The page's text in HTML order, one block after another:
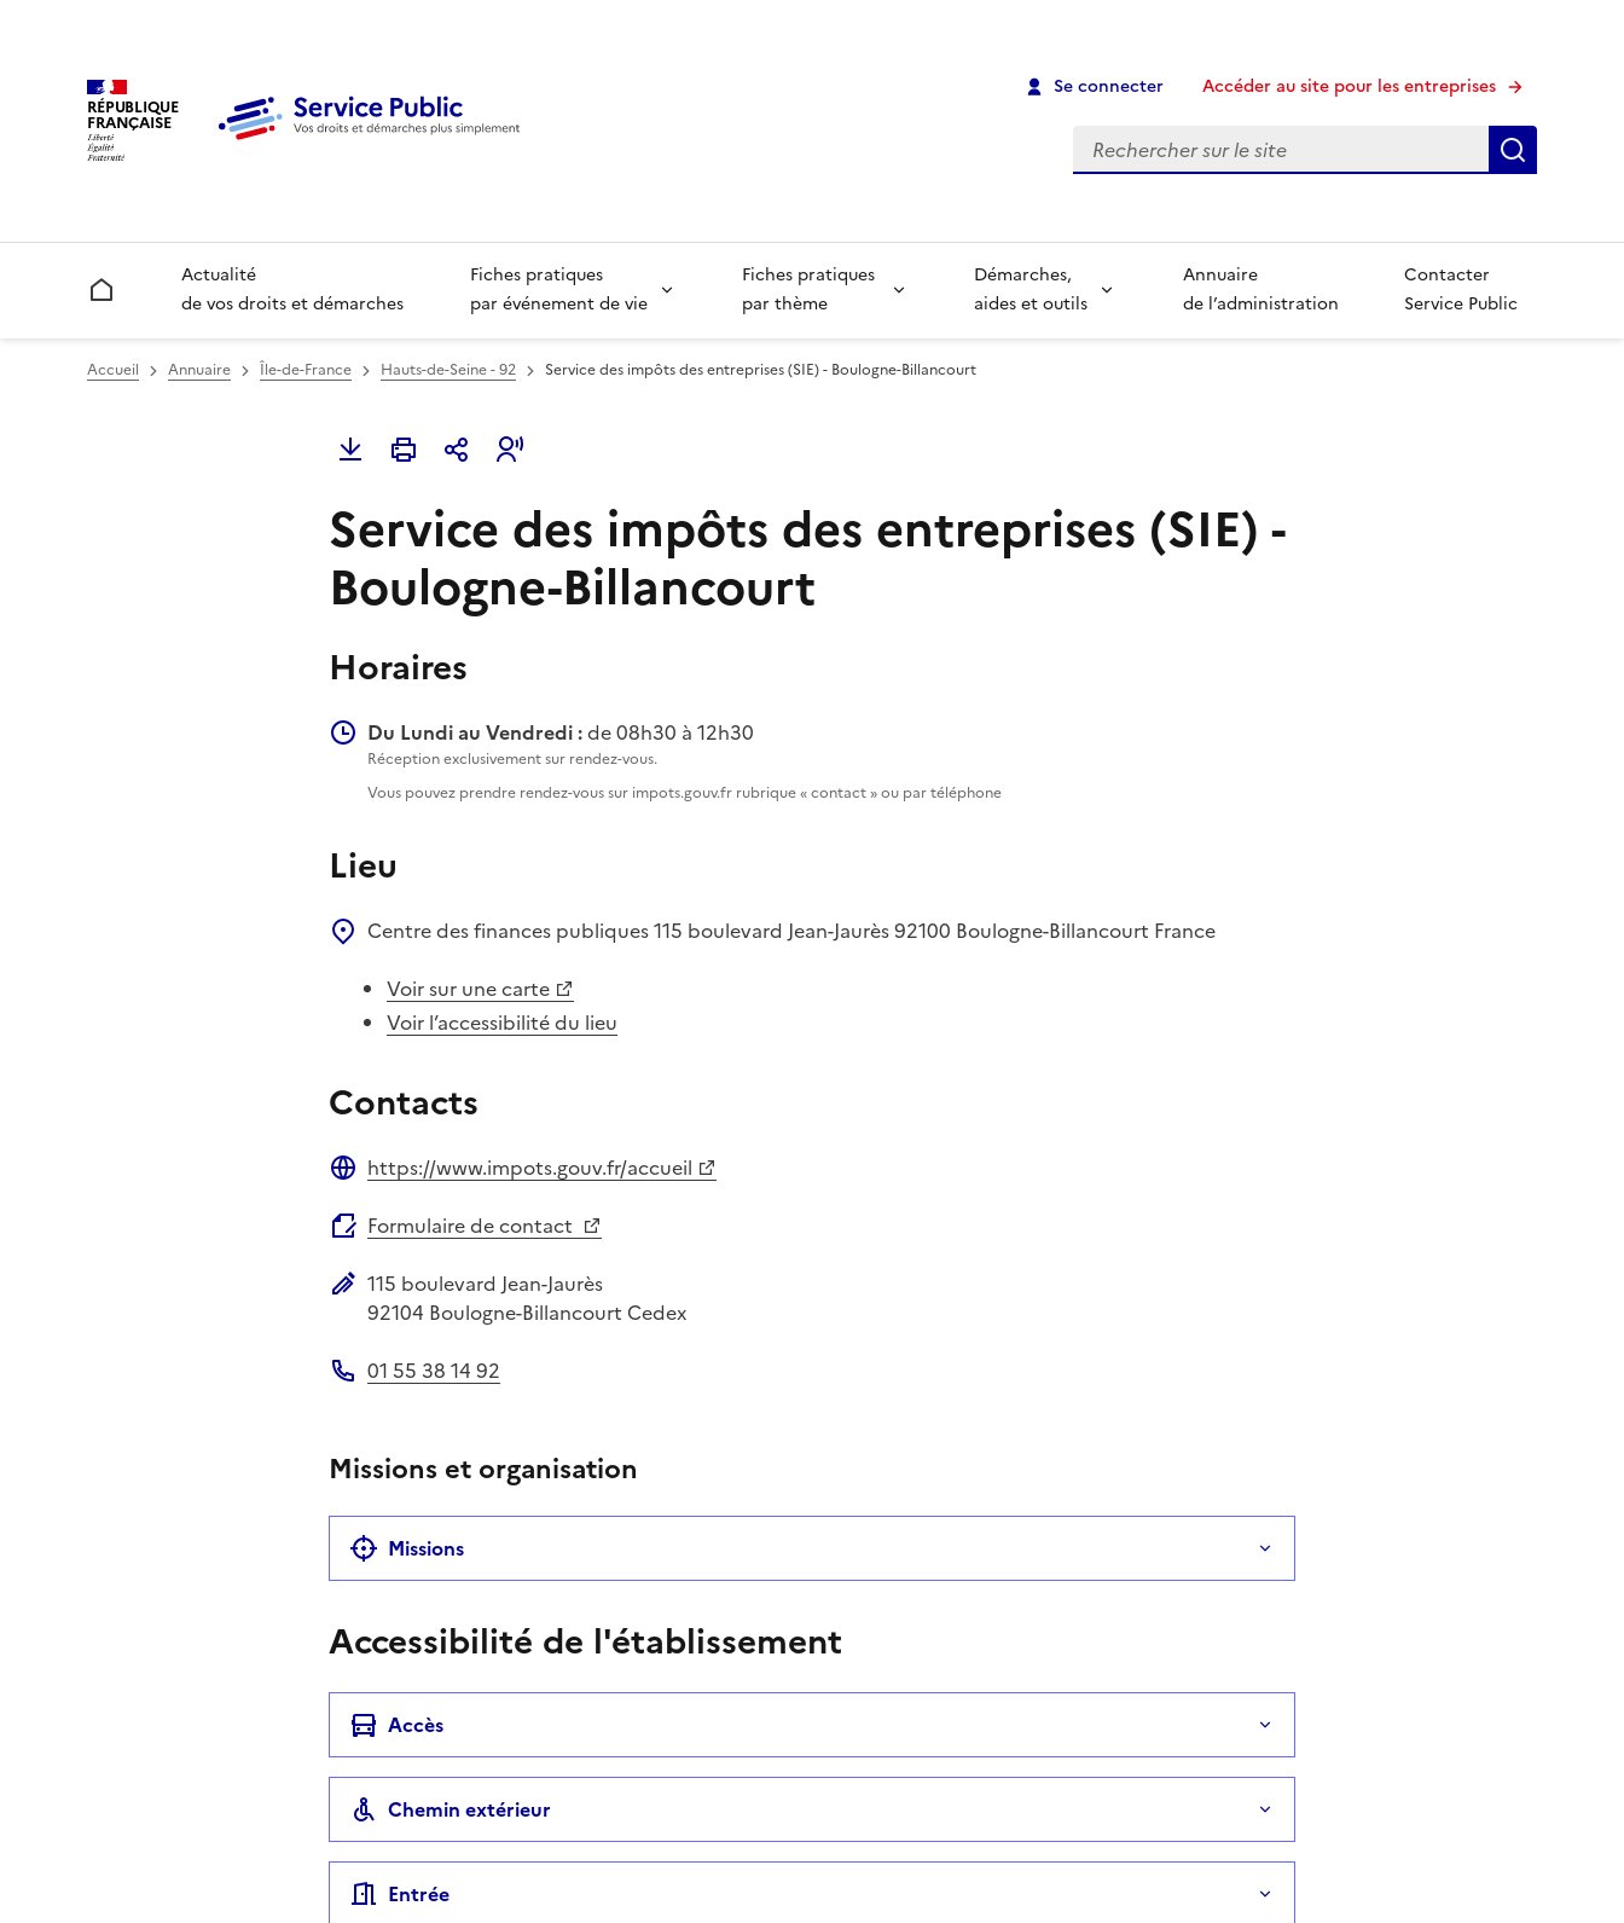
RÉPUBLIQUE
FRANÇAISE
Se connecter Accéder au site pour les entreprises
Recherche
Accueil
Actualité
de vos droits et démarches
Fiches pratiques
par événement de vie
Fiches pratiques
par thème
Démarches,
aides et outils
Annuaire
de l’administration
Contacter
Service Public
Accueil Annuaire Île-de-France Hauts-de-Seine - 92 Service des impôts des entreprises (SIE) - Boulogne-Billancourt
Service des impôts des entreprises (SIE) -
Boulogne-Billancourt
Horaires
Du Lundi au Vendredi :de 08h30 à 12h30
Réception exclusivement sur rendez-vous.
Vous pouvez prendre rendez-vous sur impots.gouv.fr rubrique « contact » ou par téléphone
Lieu
Centre des finances publiques115 boulevard Jean-Jaurès92100 Boulogne-Billancourt France
Voir sur une carte
Voir l’accessibilité du lieu
Contacts
https://www.impots.gouv.fr/accueil
Formulaire de contact
Adresse postale
115 boulevard Jean-Jaurès
92104 Boulogne-Billancourt Cedex
01 55 38 14 92
Missions et organisation
Missions
Accessibilité de l'établissement
Accès
Chemin extérieur
Entrée